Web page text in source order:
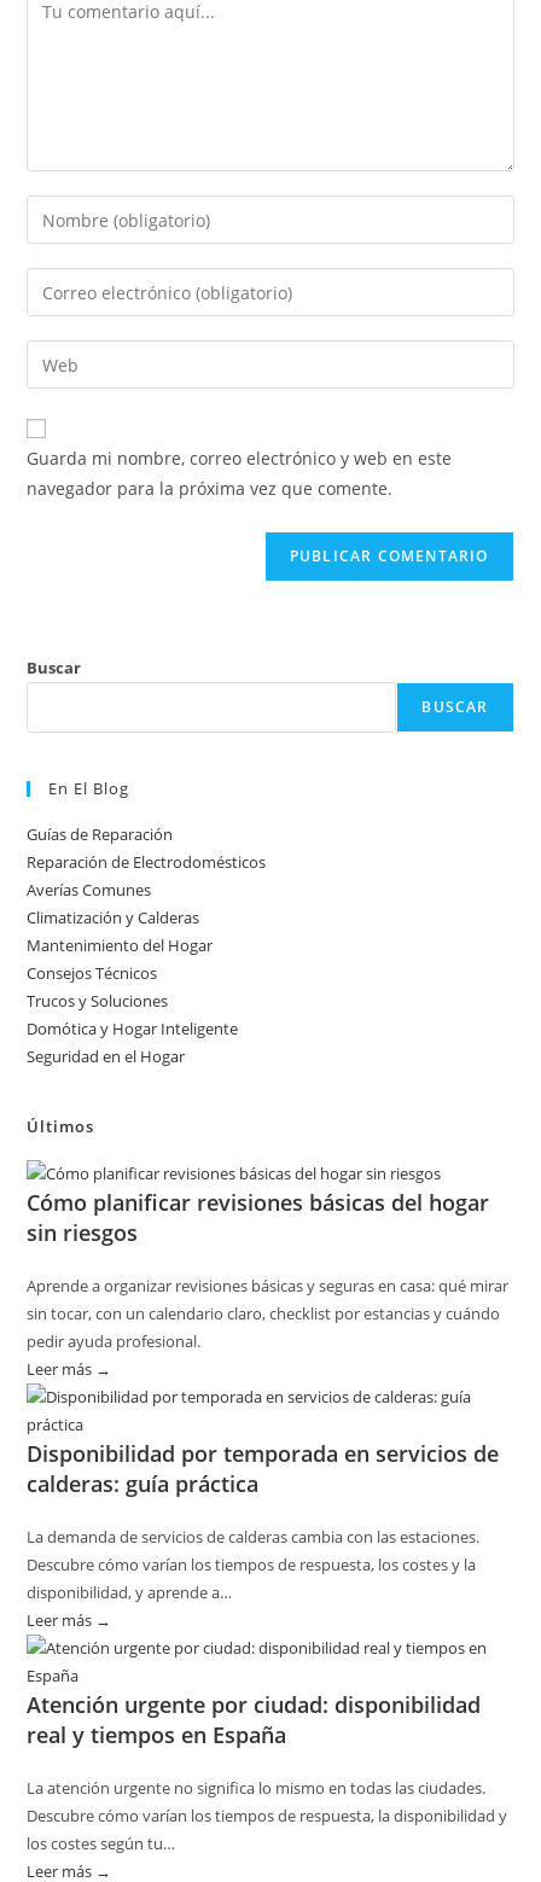
Introduce
tu
nombre
de
usuario
para
comentar
Introduce
tu
dirección
de
electrónico
para
comentar
Introduce
la
URL
de
Guarda mi nombre, correo electrónico y web en este
navegador para la próxima vez que comente.
Buscar
BUSCAR
En El Blog
Guías de Reparación
Reparación de Electrodomésticos
Averías Comunes
Climatización y Calderas
Mantenimiento del Hogar
Consejos Técnicos
Trucos y Soluciones
Domótica y Hogar Inteligente
Seguridad en el Hogar
Últimos
Cómo planificar revisiones básicas del hogar
sin riesgos
Aprende a organizar revisiones básicas y seguras en casa: qué mirar
sin tocar, con un calendario claro, checklist por estancias y cuándo
pedir ayuda profesional.
Leer más →
Cómo
revisiones
básicas
hogar
sin
Disponibilidad por temporada en servicios de
calderas: guía práctica
La demanda de servicios de calderas cambia con las estaciones.
Descubre cómo varían los tiempos de respuesta, los costes y la
disponibilidad, y aprende a…
Leer más →
Disponibilidad
temporada
en
de
calderas:
Atención urgente por ciudad: disponibilidad
real y tiempos en España
La atención urgente no significa lo mismo en todas las ciudades.
Descubre cómo varían los tiempos de respuesta, la disponibilidad y
los costes según tu…
Leer más →